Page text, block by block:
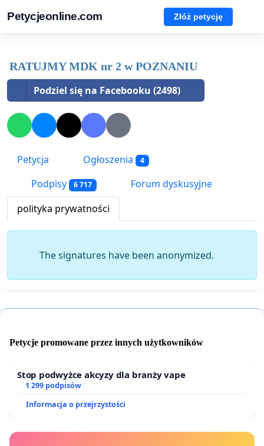
Petycjeonline.com Złóż petycję
RATUJMY MDK nr 2 w POZNANIU
Podziel się na Facebooku (2498)
Petycja Ogłoszenia 4
Podpisy 6 717
Forum dyskusyjne
polityka prywatności
The signatures have been anonymized.
Petycje promowane przez innych użytkowników
Stop podwyżce akcyzy dla branży vape
1 299 podpisów
Informacja o przejrzystości